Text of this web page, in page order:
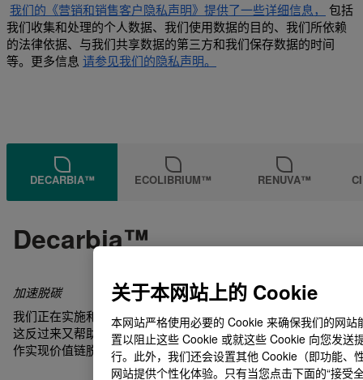
我们的《营销和销售客户隐私声明》提供了一些详细信息，
包括
我们收集和处理的个人数据、我们使用数据的目的、我们所依赖
的法律依据、与我们共享数据的第三方和我们保存数据的时间
等。更多信息 请参见我们的隐私声明。
DECARBIA™ ECOLIBRIUM™ RENUVA™
Decarbia™
加速脱碳
我们正在实施和推进技术，以制造排放量更低的 GHG 产品。
这反过来又帮助我们的客户减少他们的GHG排放，因为我们合
作实现价值链脱碳，一直到消费者。
关于本网站上的 Cookie
本网站严格使用必要的 Cookie 来确保我们的网
置以阻止这些 Cookie 或就这些 Cookie 向您发送
行。此外，我们还会设置其他 Cookie（即功能、
网站提供个性化体验。只有当您点击下面的“接受